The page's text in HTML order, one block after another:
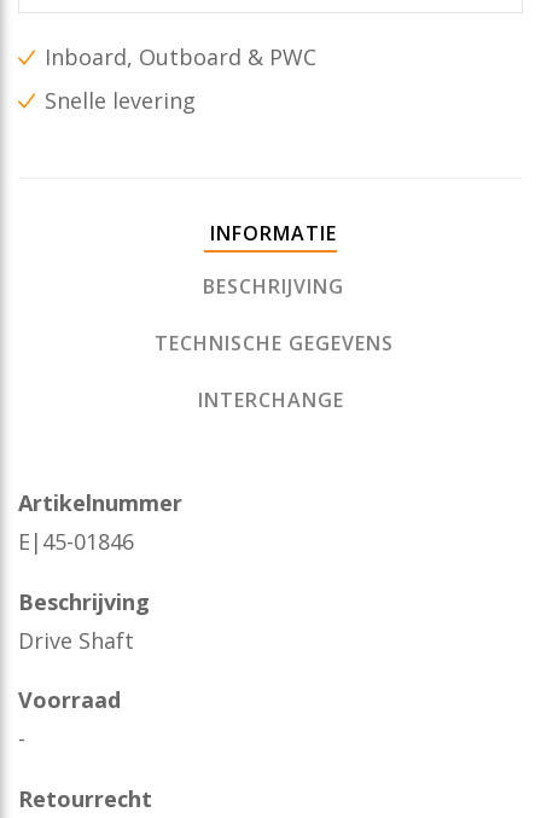
Inboard, Outboard & PWC
Snelle levering
INFORMATIE
BESCHRIJVING
TECHNISCHE GEGEVENS
INTERCHANGE
Artikelnummer
E|45-01846
Beschrijving
Drive Shaft
Voorraad
-
Retourrecht